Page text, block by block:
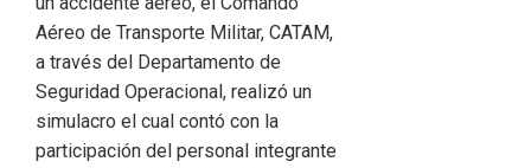
Aéreo de Transporte Militar, CATAM,
a través del Departamento de
Seguridad Operacional, realizó un
simulacro el cual contó con la
participación del personal integrante